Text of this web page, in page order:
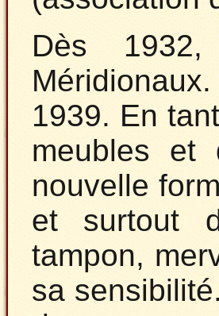
Dès
1939. En
meubles
nouvelle
et surtout
tampon,
sa